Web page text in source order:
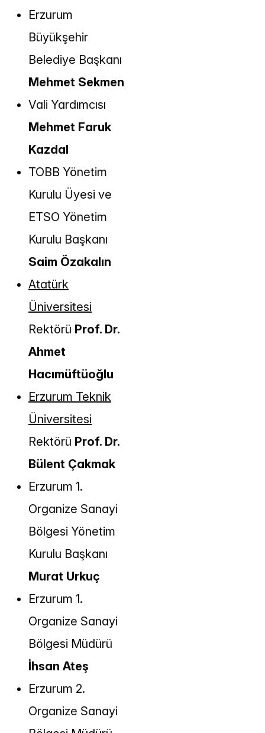
Erzurum
Büyükşehir
Belediye Başkanı
Mehmet Sekmen
Vali Yardımcısı
Mehmet Faruk
Kazdal
TOBB Yönetim
Kurulu Üyesi ve
ETSO Yönetim
Kurulu Başkanı
Saim Özakalın
Atatürk
Üniversitesi
Rektörü Prof. Dr.
Ahmet
Hacımüftüoğlu
Erzurum Teknik
Üniversitesi
Rektörü Prof. Dr.
Bülent Çakmak
Erzurum 1.
Organize Sanayi
Bölgesi Yönetim
Kurulu Başkanı
Murat Urkuç
Erzurum 1.
Organize Sanayi
Bölgesi Müdürü
İhsan Ateş
Erzurum 2.
Organize Sanayi